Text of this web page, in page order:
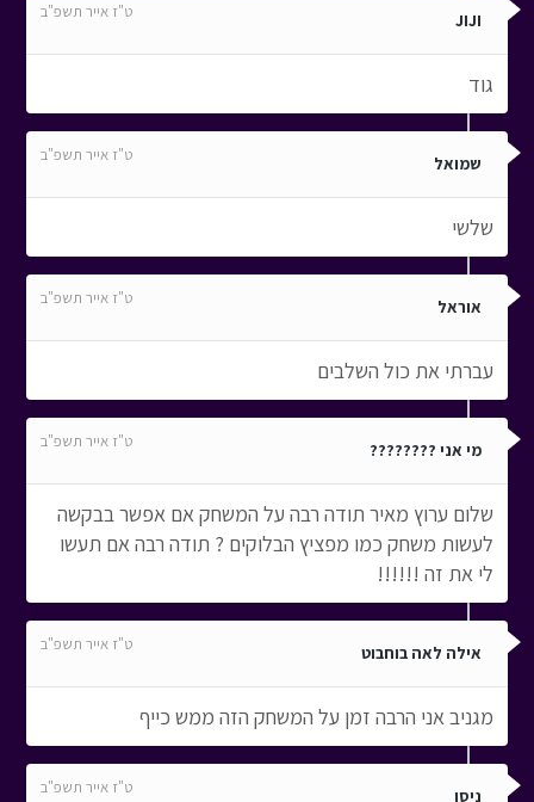
JIJI ט"ז אייר תשפ"ב
גוד
שמואל ט"ז אייר תשפ"ב
שלשי
אוראל ט"ז אייר תשפ"ב
עברתי את כול השלבים
מי אני ???????? ט"ז אייר תשפ"ב
שלום ערוץ מאיר תודה רבה על המשחק אם אפשר בבקשה
לעשות משחק כמו מפציץ הבלוקים ? תודה רבה אם תעשו
לי את זה !!!!!!
אילה לאה בוחבוט ט"ז אייר תשפ"ב
מגניב אני הרבה זמן על המשחק הזה ממש כייף
ניסן ט"ז אייר תשפ"ב